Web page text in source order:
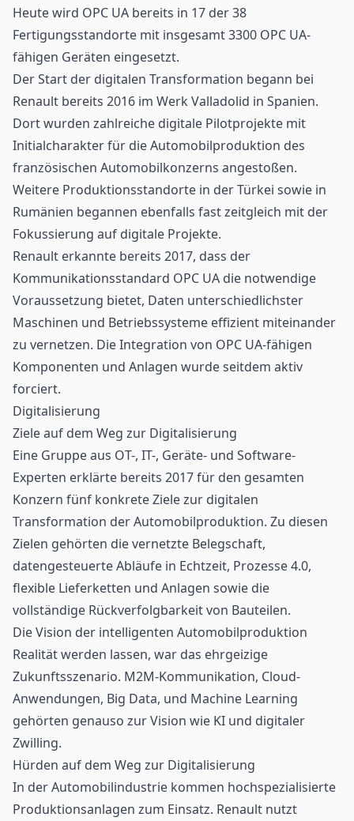
Heute wird OPC UA bereits in 17 der 38
Fertigungsstandorte mit insgesamt 3300 OPC UA-
fähigen Geräten eingesetzt.
Der Start der digitalen Transformation begann bei
Renault bereits 2016 im Werk Valladolid in Spanien.
Dort wurden zahlreiche digitale Pilotprojekte mit
Initialcharakter für die Automobilproduktion des
französischen Automobilkonzerns angestoßen.
Weitere Produktionsstandorte in der Türkei sowie in
Rumänien begannen ebenfalls fast zeitgleich mit der
Fokussierung auf digitale Projekte.
Renault erkannte bereits 2017, dass der
Kommunikationsstandard OPC UA die notwendige
Voraussetzung bietet, Daten unterschiedlichster
Maschinen und Betriebssysteme effizient miteinander
zu vernetzen. Die Integration von OPC UA-fähigen
Komponenten und Anlagen wurde seitdem aktiv
forciert.
Digitalisierung
Ziele auf dem Weg zur Digitalisierung
Eine Gruppe aus OT-, IT-, Geräte- und Software-
Experten erklärte bereits 2017 für den gesamten
Konzern fünf konkrete Ziele zur digitalen
Transformation der Automobilproduktion. Zu diesen
Zielen gehörten die vernetzte Belegschaft,
datengesteuerte Abläufe in Echtzeit, Prozesse 4.0,
flexible Lieferketten und Anlagen sowie die
vollständige Rückverfolgbarkeit von Bauteilen.
Die Vision der intelligenten Automobilproduktion
Realität werden lassen, war das ehrgeizige
Zukunftsszenario. M2M-Kommunikation, Cloud-
Anwendungen, Big Data, und Machine Learning
gehörten genauso zur Vision wie KI und digitaler
Zwilling.
Hürden auf dem Weg zur Digitalisierung
In derAutomobilindustrie kommen hochspezialisierte
Produktionsanlagen zum Einsatz. Renault nutzt